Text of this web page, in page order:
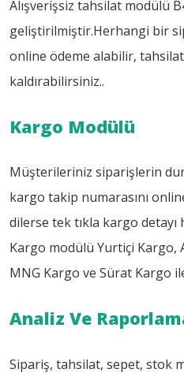
Alışverişsiz tahsilat modülü
geliştirilmiştir.Herhangi bir
online ödeme alabilir,
kaldırabilirsiniz..
Kargo Modülü
Müşterileriniz siparişlerin
kargo takip numarasını
dilerse tek tıkla kargo detayı
Kargo modülü Yurtiçi Kargo,
MNG Kargo ve Sürat Kargo
Analiz Ve
Sipariş, tahsilat, sepet, stok